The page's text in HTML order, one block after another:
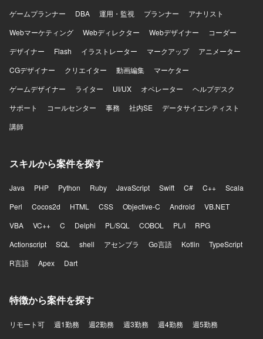
ゲームプランナー
DBA 運用・監視 プランナー
アナリスト
Webマーケティング
Webディレクター Webデザイナー
コーダー
デザイナー
Flash イラストレーター マークアップ
アニメーター
CGデザイナー
クリエイター 動画編集
マーケター
ゲームデザイナー
ライター UI/UX オペレーター
ヘルプデスク
サポート
コールセンター 事務 社内SE
データサイエンティスト
講師
スキルから案件を探す
Java PHP Python Ruby JavaScript Swift C# C++
Scala
Perl
Cocos2d HTML CSS Objective-C Android
VB.NET
VBA
VC++ C Delphi PL/SQL COBOL PL/I
RPG
Actionscript
SQL shell アセンブラ Go言語 Kotlin
TypeScript
R言語
Apex Dart
特徴から案件を探す
リモート可 週1勤務 週2勤務 週3勤務 週4勤務 週5勤務